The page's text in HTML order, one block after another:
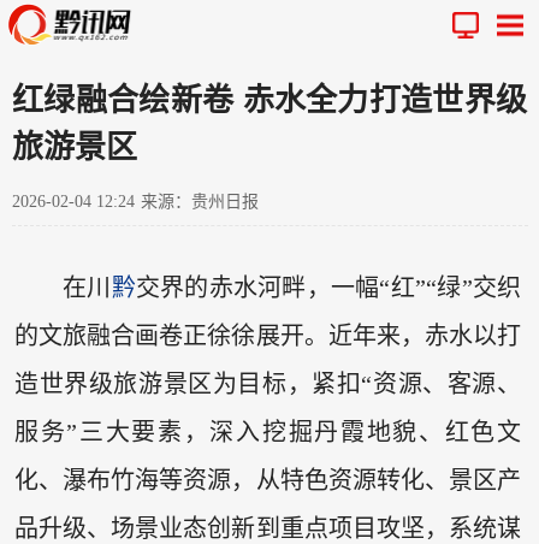
红绿融合绘新卷 赤水全力打造世界级
旅游景区
2026-02-04 12:24 来源：贵州日报
在川 黔交界的赤水河畔，一幅“红”“绿”交织
的文旅融合画卷正徐徐展开。近年来，赤水以打
造世界级旅游景区为目标，紧扣“资源、客源、
服务”三大要素，深入挖掘丹霞地貌、红色文
化、瀑布竹海等资源，从特色资源转化、景区产
品升级、场景业态创新到重点项目攻坚，系统谋